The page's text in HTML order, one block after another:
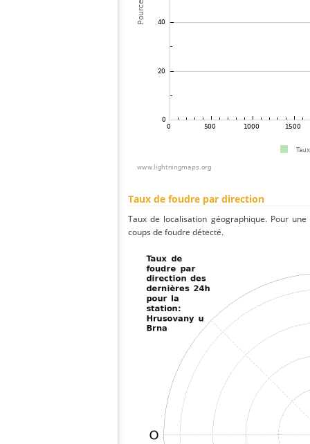
Taux de foudre par direction
Taux de localisation géographique. Pour
coups de foudre détecté.